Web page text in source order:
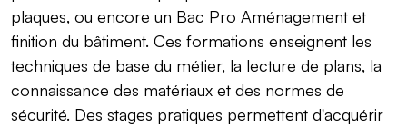
plaques, ou encore un Bac Pro Aménagement et
finition du bâtiment. Ces formations enseignent les
techniques de base du métier, la lecture de plans, la
connaissance des matériaux et des normes de
sécurité. Des stages pratiques permettent d'acquérir